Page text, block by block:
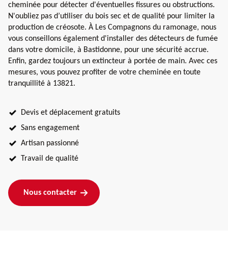
cheminée pour détecter d'éventuelles fissures ou obstructions.
N'oubliez pas d’utiliser du bois sec et de qualité pour limiter la
production de créosote. À Les Compagnons du ramonage, nous
vous conseillons également d'installer des détecteurs de fumée
dans votre domicile, à Bastidonne, pour une sécurité accrue.
Enfin, gardez toujours un extincteur à portée de main. Avec ces
mesures, vous pouvez profiter de votre cheminée en toute
tranquillité à 13821.
Devis et déplacement gratuits
Sans engagement
Artisan passionné
Travail de qualité
Nous contacter